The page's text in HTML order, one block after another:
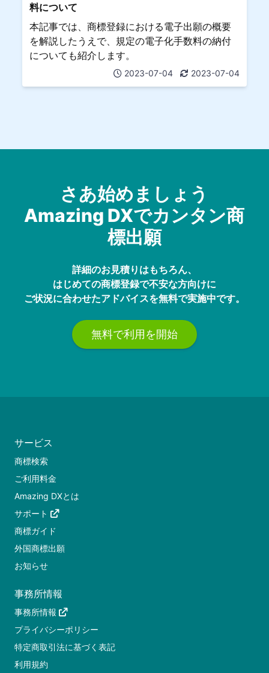
料について
本記事では、商標登録における電子出願の概要
を解説したうえで、規定の電子化手数料の納付
についても紹介します。
2023-07-04 2023-07-04
さあ始めましょう
Amazing DXでカンタン商
標出願
詳細のお見積りはもちろん、
はじめての商標登録で不安な方向けに
ご状況に合わせたアドバイスを無料で実施中です。
無料で利用を開始
サービス
商標検索
ご利用料金
Amazing DXとは
サポート
商標ガイド
外国商標出願
お知らせ
事務所情報
事務所情報
プライバシーポリシー
特定商取引法に基づく表記
利用規約